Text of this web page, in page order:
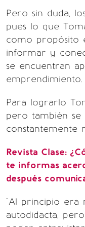
Pero sin duda,
pues lo que
como propósito
informar y
se encuentran
emprendimiento.
Para lograrlo
pero también se
constantemente
Revista Clase:
te informas
después
"Al principio era
autodidacta,